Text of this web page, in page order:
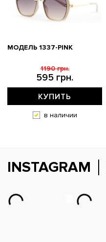
МОДЕЛЬ 1337-PINK
595 грн.
1190 грн.
КУПИТЬ
в наличии
INSTAGRAM